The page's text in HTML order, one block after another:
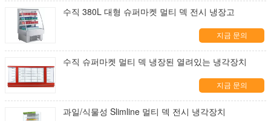
수직 380L 대형 슈퍼마켓 멀티 덱 전시 냉장고
지금 문의
수직 슈퍼마켓 멀티 덱 냉장된 열려있는 냉각장치
지금 문의
과일/식물성 Slimline 멀티 덱 전시 냉각장치